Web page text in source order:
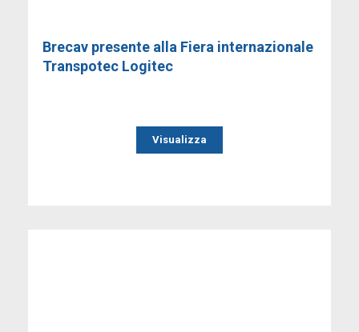
Brecav presente alla Fiera internazionale
Transpotec Logitec
Visualizza